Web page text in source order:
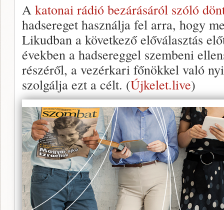
A katonai rádió bezárásáról szóló
hadsereget használja fel arra, hogy
Likudban a következő előválasztás
években a hadsereggel szembeni
részéről, a vezérkari főnökkel való
szolgálja ezt a célt. (Újkelet.live)